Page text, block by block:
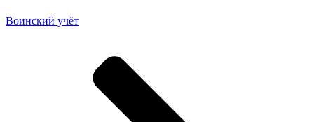
Воинский учёт